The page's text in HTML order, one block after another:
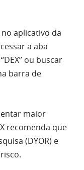
aplicativo da
a aba
ou buscar
barra de
maior
recomenda que
(DYOR) e